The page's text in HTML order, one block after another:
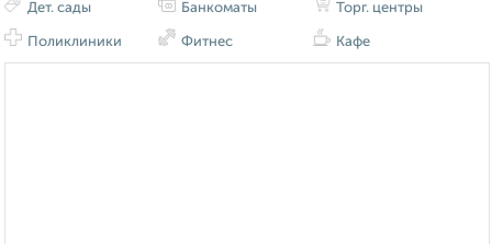
Дет. сады
Поликлиники
Банкоматы
Фитнес
Торг. центры
Кафе